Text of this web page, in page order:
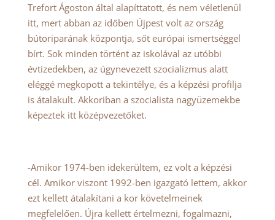
Trefort Ágoston által alapíttatott, és nem véletlenül
itt, mert abban az időben Újpest volt az ország
bútoriparának központja, sőt európai ismertséggel
bírt. Sok minden történt az iskolával az utóbbi
évtizedekben, az úgynevezett szocializmus alatt
eléggé megkopott a tekintélye, és a képzési profilja
is átalakult. Akkoriban a szocialista nagyüzemekbe
képeztek itt középvezetőket.
-Amikor 1974-ben idekerültem, ez volt a képzési
cél. Amikor viszont 1992-ben igazgató lettem, akkor
ezt kellett átalakítani a kor követelmeinek
megfelelően. Újra kellett értelmezni, fogalmazni,